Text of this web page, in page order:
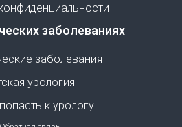
заболеваниях
заболевания
урология
к урологу